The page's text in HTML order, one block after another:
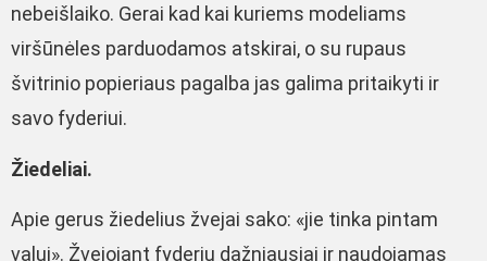
nebeišlaiko. Gerai kad kai kuriems modeliams
viršūnėles parduodamos atskirai, o su rupaus
švitrinio popieriaus pagalba jas galima pritaikyti ir
savo fyderiui.
Žiedeliai.
Apie gerus žiedelius žvejai sako: «jie tinka pintam
valui». Žvejojant fyderiu dažniausiai ir naudojamas